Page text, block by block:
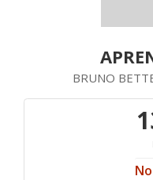
BRUNO